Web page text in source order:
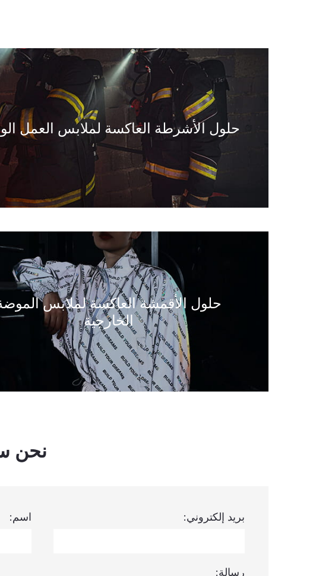
حلول الأشرطة العاكسة لملابس العمل
حلول الأقمشة العاكسة لملابس
الخارجية
نحن
بريد إلكتروني: اسم:
رسالة: